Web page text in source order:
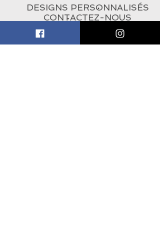
DESIGNS PERSONNALISÉS
CONTACTEZ-NOUS